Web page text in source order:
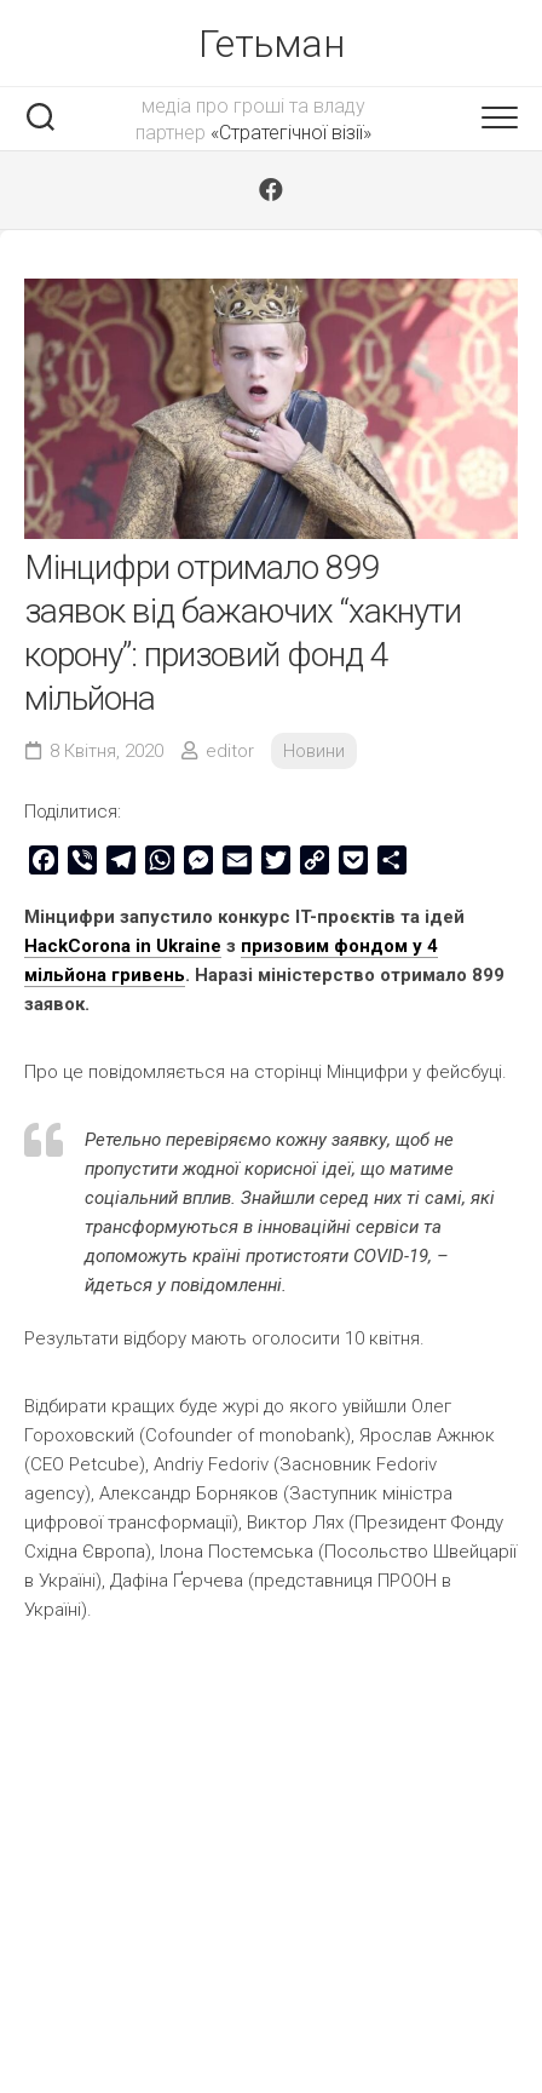
Гетьман
медіа про гроші та владу
партнер «Стратегічної візії»
Мінцифри отримало 899
заявок від бажаючих “хакнути
корону”: призовий фонд 4
мільйона
8 Квітня, 2020 editor Новини
Поділитися:
Facebook
Viber TelegramWhatsAppMessenger
Email TwitterCopy
Pocket
Мінцифри запустило конкурс IT-проєктів та ідей
HackCorona in Ukraine з призовим фондом у 4
мільйона гривень. Наразі міністерство отримало 899
заявок.
Про це повідомляється на сторінці Мінцифри у фейсбуці.
Ретельно перевіряємо кожну заявку, щоб не
пропустити жодної корисної ідеї, що матиме
соціальний вплив. Знайшли серед них ті самі, які
трансформуються в інноваційні сервіси та
допоможуть країні протистояти COVID-19, –
йдеться у повідомленні.
Результати відбору мають оголосити 10 квітня.
Відбирати кращих буде журі до якого увійшли Олег
Гороховский (Cofounder of monobank), Ярослав Ажнюк
(CEO Petcube), Andriy Fedoriv (Засновник Fedoriv
agency), Александр Борняков (Заступник міністра
цифрової трансформації), Виктор Лях (Президент Фонду
Східна Європа), Ілона Постемська (Посольство Швейцарії
в Україні), Дафіна Ґерчева (представниця ПРООН в
Україні).